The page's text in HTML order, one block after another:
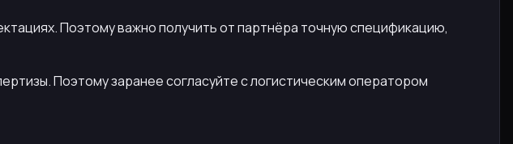
Поэтому важно получить от партнёра точную спецификацию,
Поэтому заранее согласуйте с логистическим оператором